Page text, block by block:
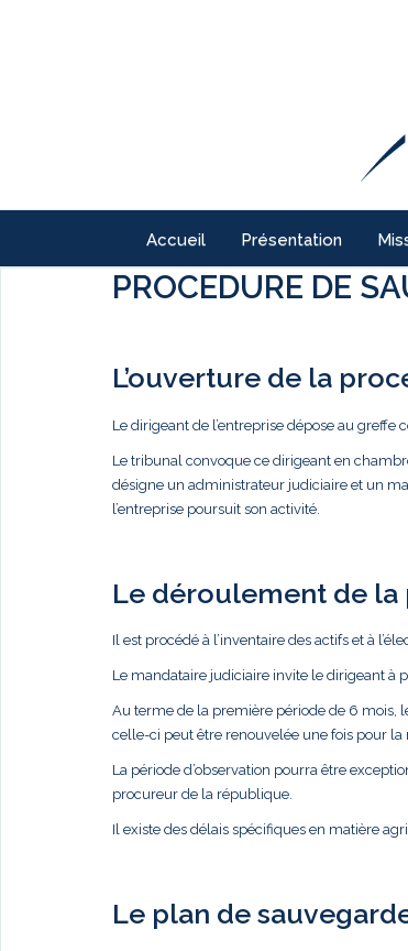
Accueil Présentation
PROCEDURE DE
L’ouverture de la
Le dirigeant de l’entreprise dépose au greffe
Le tribunal convoque ce dirigeant en
désigne un administrateur judiciaire et un
l’entreprise poursuit son activité.
Le déroulement de
Il est procédé à l’inventaire des actifs et à
Le mandataire judiciaire invite le dirigeant à
Au terme de la première période de 6 mois,
celle-ci peut être renouvelée une fois pour
La période d’observation pourra être
procureur de la république.
Il existe des délais spécifiques en matière
Le plan de